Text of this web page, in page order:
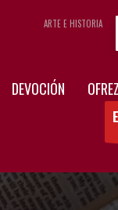
ARTE E HISTORIA
DEVOCIÓN